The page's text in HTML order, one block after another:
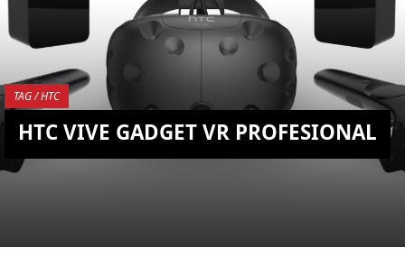
YOU ARE VIEWING MOST
RECENT POST
TAG / HTC
HTC VIVE GADGET VR PROFESIONAL